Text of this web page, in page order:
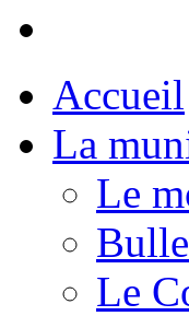
Accueil
La
Le
Le